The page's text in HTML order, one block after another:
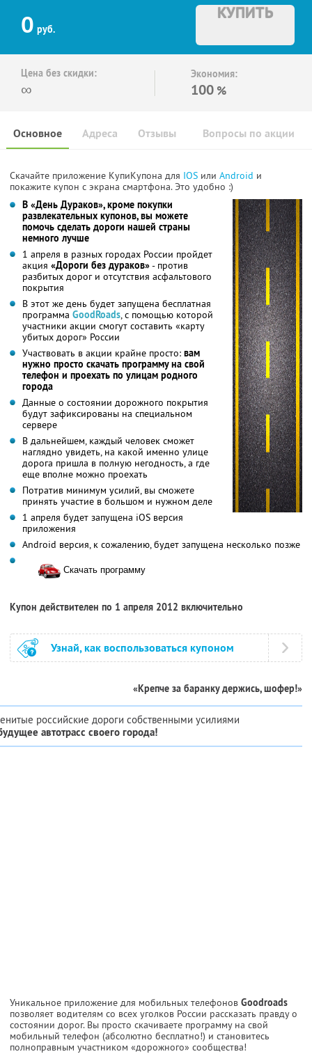
0 руб.
КУПИТЬ
Цена без скидки:
∞
Экономия:
100 %
Основное Отзывы Вопросы по акции
Адреса
Скачайте приложение КупиКупона для IOS или Android и
покажите купон с экрана смартфона. Это удобно :)
В «День Дураков», кроме покупки
развлекательных купонов, вы можете
помочь сделать дороги нашей страны
немного лучше
1 апреля в разных городах России пройдет
акция «Дороги без дураков»- против
разбитых дорог и отсутствия асфальтового
покрытия
В этот же день будет запущена бесплатная
программа GoodRoads, с помощью которой
участники акции смогут составить «карту
убитых дорог» России
Участвовать в акции крайне просто: вам
нужно просто скачать программу на свой
телефон и проехать по улицам родного
города
Данные о состоянии дорожного покрытия
будут зафиксированы на специальном
сервере
В дальнейшем, каждый человек сможет
наглядно увидеть, на какой именно улице
дорога пришла в полную негодность, а где
еще вполне можно проехать
Потратив минимум усилий, вы сможете
принять участие в большом и нужном деле
1 апреля будет запущена iOS версия
приложения
Android версия, к сожалению, будет запущена несколько позже
Скачать программу
Купон действителен по 1 апреля 2012 включительно
Узнай, как воспользоваться купоном
«Крепче за баранку держись, шофер!»
российские дороги собственными усилиями
автотрасс своего города!
Уникальное приложение для мобильных телефонов Goodroads
позволяет водителям со всех уголков России рассказать правду о
состоянии дорог. Вы просто скачиваете программу на свой
мобильный телефон (абсолютно бесплатно!) и становитесь
полноправным участником «дорожного» сообщества!